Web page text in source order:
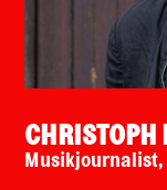
CHRISTOPH